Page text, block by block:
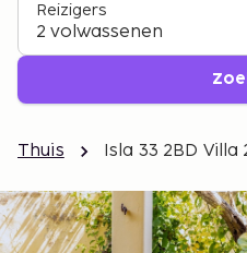
Reizigers
2 volwassenen
Thuis Isla 33 2BD